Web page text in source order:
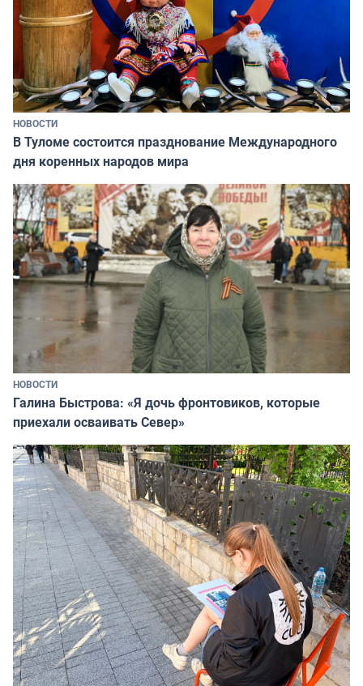
НОВОСТИ
В Туломе состоится празднование Международного
дня коренных народов мира
НОВОСТИ
Галина Быстрова: «Я дочь фронтовиков, которые
приехали осваивать Север»